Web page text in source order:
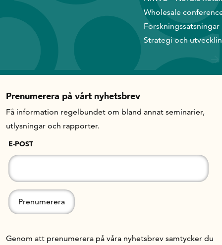
Wholesale
Forskningssatsningar
Strategi och
Prenumerera på vårt nyhetsbrev
Få information regelbundet om bland annat seminarier,
utlysningar och rapporter.
E-POST
Genom att prenumerera på våra nyhetsbrev samtycker du